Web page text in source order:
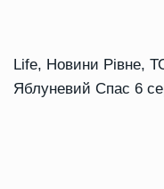
Life, Новини Рівне,
Яблуневий Спас 6